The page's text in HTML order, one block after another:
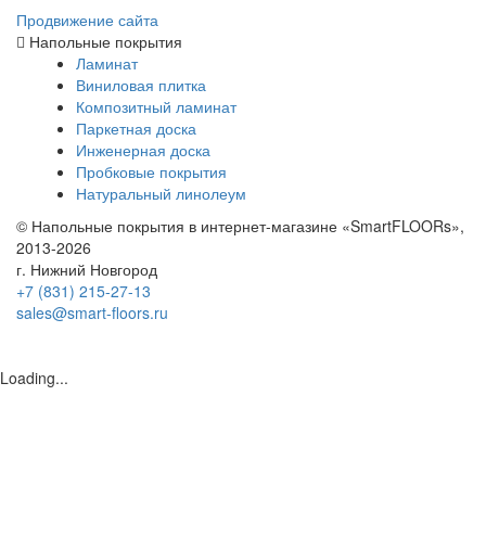
Продвижение сайта
Напольные покрытия
Ламинат
Виниловая плитка
Композитный ламинат
Паркетная доска
Инженерная доска
Пробковые покрытия
Натуральный линолеум
© Напольные покрытия в интернет-магазине «SmartFLOORs»,
2013-2026
г. Нижний Новгород
+7 (831) 215-27-13
sales@smart-floors.ru
Loading...